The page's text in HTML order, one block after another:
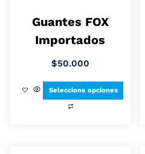
Guantes FOX
Importados
$50.000
Seleccione opciones